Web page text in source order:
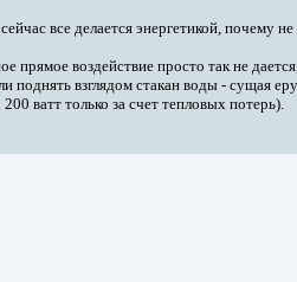
все делается энергетикой, почему
прямое воздействие просто так не
взглядом стакан воды - сущая
ватт только за счет тепловых потерь).